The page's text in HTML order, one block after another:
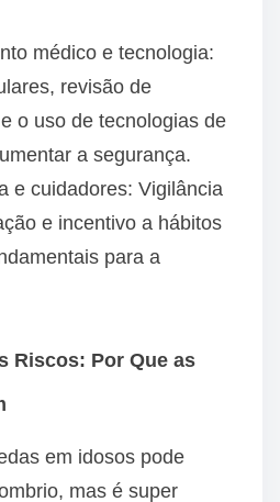
médico e tecnologia:
revisão de
o uso de tecnologias de
a segurança.
e cuidadores: Vigilância
e incentivo a hábitos
para a
Riscos: Por Que as
em idosos pode
mas é super